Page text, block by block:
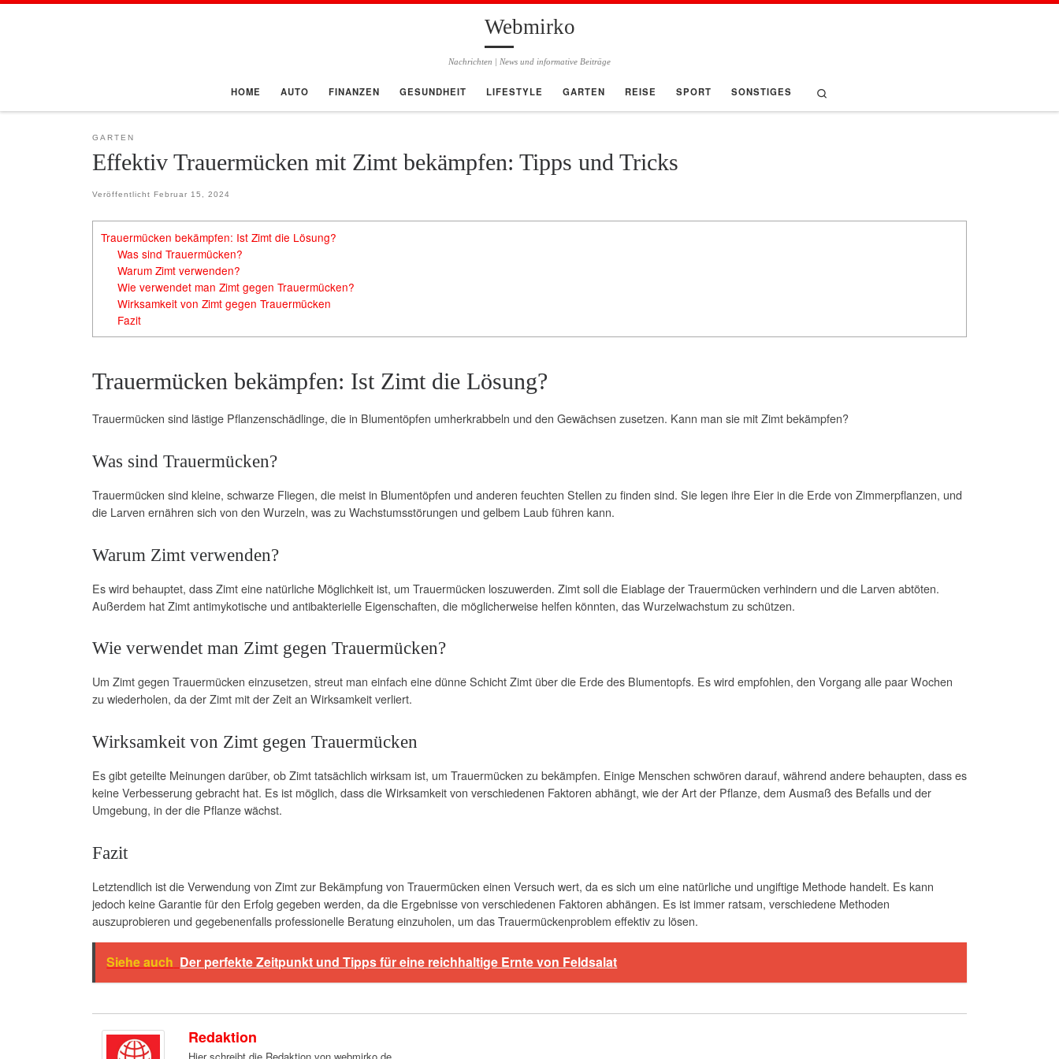
Webmirko
Nachrichten | News und informative Beiträge
HOME AUTO FINANZEN GESUNDHEIT LIFESTYLE GARTEN REISE SPORT SONSTIGES
GARTEN
Effektiv Trauermücken mit Zimt bekämpfen: Tipps und Tricks
Veröffentlicht Februar 15, 2024
Trauermücken bekämpfen: Ist Zimt die Lösung?
Was sind Trauermücken?
Warum Zimt verwenden?
Wie verwendet man Zimt gegen Trauermücken?
Wirksamkeit von Zimt gegen Trauermücken
Fazit
Trauermücken bekämpfen: Ist Zimt die Lösung?
Trauermücken sind lästige Pflanzenschädlinge, die in Blumentöpfen umherkrabbeln und den Gewächsen zusetzen. Kann man sie mit Zimt bekämpfen?
Was sind Trauermücken?
Trauermücken sind kleine, schwarze Fliegen, die meist in Blumentöpfen und anderen feuchten Stellen zu finden sind. Sie legen ihre Eier in die Erde von Zimmerpflanzen, und
die Larven ernähren sich von den Wurzeln, was zu Wachstumsstörungen und gelbem Laub führen kann.
Warum Zimt verwenden?
Es wird behauptet, dass Zimt eine natürliche Möglichkeit ist, um Trauermücken loszuwerden. Zimt soll die Eiablage der Trauermücken verhindern und die Larven abtöten.
Außerdem hat Zimt antimykotische und antibakterielle Eigenschaften, die möglicherweise helfen könnten, das Wurzelwachstum zu schützen.
Wie verwendet man Zimt gegen Trauermücken?
Um Zimt gegen Trauermücken einzusetzen, streut man einfach eine dünne Schicht Zimt über die Erde des Blumentopfs. Es wird empfohlen, den Vorgang alle paar Wochen
zu wiederholen, da der Zimt mit der Zeit an Wirksamkeit verliert.
Wirksamkeit von Zimt gegen Trauermücken
Es gibt geteilte Meinungen darüber, ob Zimt tatsächlich wirksam ist, um Trauermücken zu bekämpfen. Einige Menschen schwören darauf, während andere behaupten, dass es
keine Verbesserung gebracht hat. Es ist möglich, dass die Wirksamkeit von verschiedenen Faktoren abhängt, wie der Art der Pflanze, dem Ausmaß des Befalls und der
Umgebung, in der die Pflanze wächst.
Fazit
Letztendlich ist die Verwendung von Zimt zur Bekämpfung von Trauermücken einen Versuch wert, da es sich um eine natürliche und ungiftige Methode handelt. Es kann
jedoch keine Garantie für den Erfolg gegeben werden, da die Ergebnisse von verschiedenen Faktoren abhängen. Es ist immer ratsam, verschiedene Methoden
auszuprobieren und gegebenenfalls professionelle Beratung einzuholen, um das Trauermückenproblem effektiv zu lösen.
Siehe auch Der perfekte Zeitpunkt und Tipps für eine reichhaltige Ernte von Feldsalat
Redaktion